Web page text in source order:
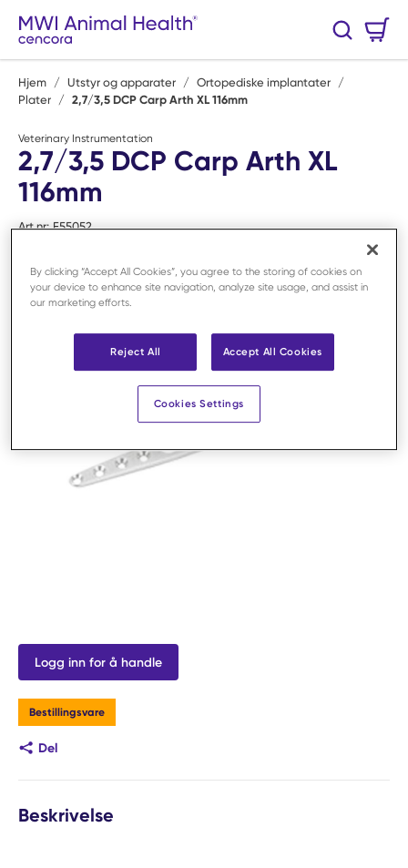
Hopp til hovedinnhold
Søk
Hjem / Utstyr og apparater / Ortopediske implantater /
Plater / 2,7/3,5 DCP Carp Arth XL 116mm
Veterinary Instrumentation
2,7/3,5 DCP Carp Arth XL
116mm
Art.nr: F55052
Logg inn for å handle
Bestillingsvare
Del
Beskrivelse
By clicking “Accept All Cookies”, you agree to the storing of cookies on
your device to enhance site navigation, analyze site usage, and assist in
our marketing efforts.
Reject All Accept All Cookies
Cookies Settings